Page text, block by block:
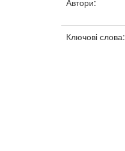
Автори:
Ключові слова: